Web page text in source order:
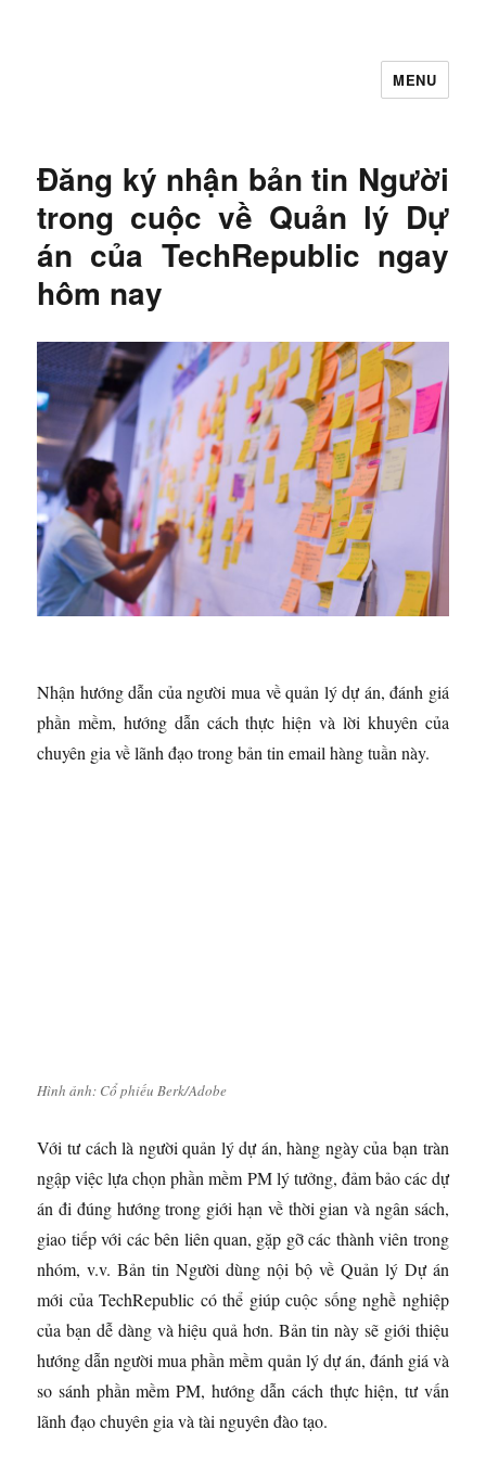
MENU
Đăng ký nhận bản tin Người
trong cuộc về Quản lý Dự
án của TechRepublic ngay
hôm nay
Nhận hướng dẫn của người mua về quản lý dự án, đánh giá
phần mềm, hướng dẫn cách thực hiện và lời khuyên của
chuyên gia về lãnh đạo trong bản tin email hàng tuần này.
Hình ảnh: Cổ phiếu Berk/Adobe
Với tư cách là người quản lý dự án, hàng ngày của bạn tràn
ngập việc lựa chọn phần mềm PM lý tưởng, đảm bảo các dự
án đi đúng hướng trong giới hạn về thời gian và ngân sách,
giao tiếp với các bên liên quan, gặp gỡ các thành viên trong
nhóm, v.v. Bản tin Người dùng nội bộ về Quản lý Dự án
mới của TechRepublic có thể giúp cuộc sống nghề nghiệp
của bạn dễ dàng và hiệu quả hơn. Bản tin này sẽ giới thiệu
hướng dẫn người mua phần mềm quản lý dự án, đánh giá và
so sánh phần mềm PM, hướng dẫn cách thực hiện, tư vấn
lãnh đạo chuyên gia và tài nguyên đào tạo.